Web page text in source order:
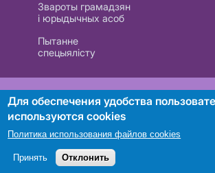
Звароты грамадзян
і юрыдычных асоб
Пытанне
спецыялісту
РУП «Белтэлекам». УНП 101007741
Пошук
Для обеспечения удобства
используются cookies
Политика использования файлов cookies
Принять Отклонить